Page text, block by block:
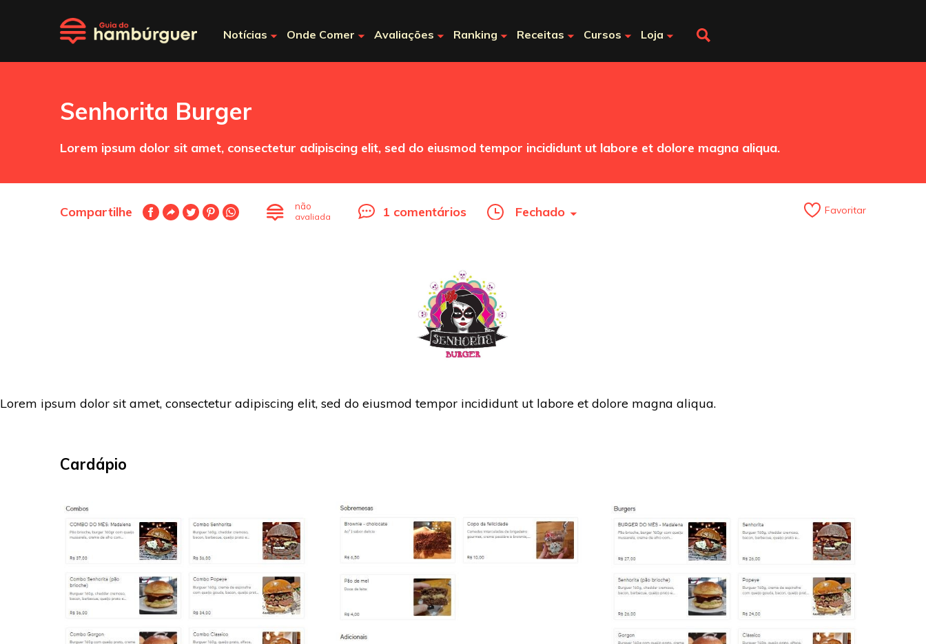
Notícias Onde Comer Avaliações Ranking Receitas Cursos Loja
Senhorita Burger
Lorem ipsum dolor sit amet, consectetur adipiscing elit, sed do eiusmod tempor incididunt ut labore et dolore magna aliqua.
Compartilhe não
avaliada 1 comentários Fechado Favoritar
Lorem ipsum dolor sit amet, consectetur adipiscing elit, sed do eiusmod tempor incididunt ut labore et dolore magna aliqua.
Cardápio